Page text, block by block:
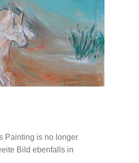
Painting is no longer
Bild ebenfalls in